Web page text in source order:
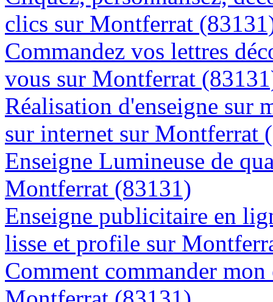
clics sur Montferrat
Commandez vos lettres
vous sur Montferrat
Réalisation d'enseigne sur
sur internet sur Montferrat
Enseigne Lumineuse de
Montferrat (83131)
Enseigne publicitaire en
lisse et profile sur
Comment commander